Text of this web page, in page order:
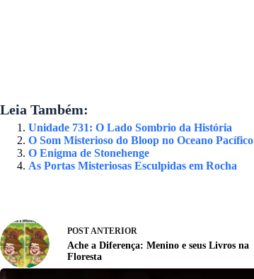
Leia Também:
Unidade 731: O Lado Sombrio da História
O Som Misterioso do Bloop no Oceano Pacífico
O Enigma de Stonehenge
As Portas Misteriosas Esculpidas em Rocha
POSTANTERIOR
Ache a Diferença: Menino e seus Livros na
Floresta